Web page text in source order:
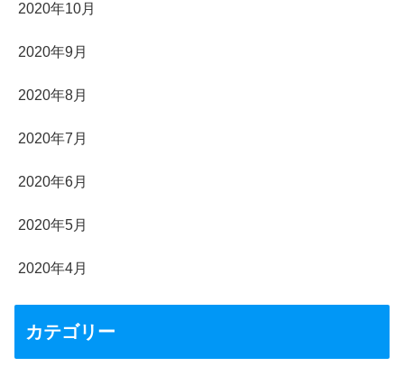
2020年10月
2020年9月
2020年8月
2020年7月
2020年6月
2020年5月
2020年4月
カテゴリー